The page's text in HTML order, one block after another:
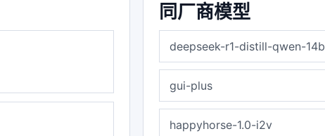
同厂商模型
deepseek-r1-distill-qwen-14b
gui-plus
happyhorse-1.0-i2v